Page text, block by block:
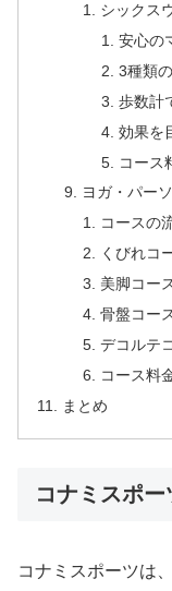
シックス
安心の
3種類
歩数計
効果を
コース
ヨガ・パー
コースの
くびれコ
美脚コー
骨盤コー
デコルテ
コース料
まとめ
コナミスポ
コナミスポーツは